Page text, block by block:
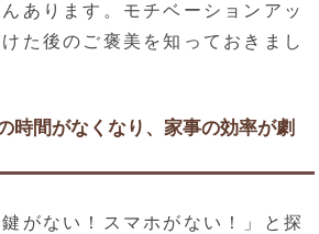
あります。モチベーションアッ
た後のご褒美を知っておきまし
時間がなくなり、家事の効率が劇
がない！スマホがない！」と探